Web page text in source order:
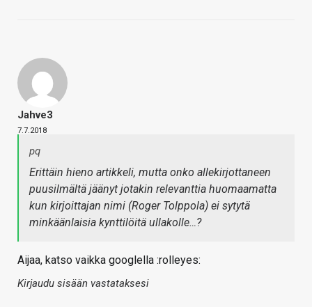
Jahve3
7.7.2018
pq
Erittäin hieno artikkeli, mutta onko allekirjottaneen
puusilmältä jäänyt jotakin relevanttia huomaamatta
kun kirjoittajan nimi (Roger Tolppola) ei sytytä
minkäänlaisia kynttilöitä ullakolle…?
Aijaa, katso vaikka googlella :rolleyes:
Kirjaudu sisään vastataksesi